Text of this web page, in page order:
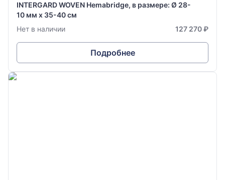
INTERGARD WOVEN Hemabridge, в размере: Ø 28-
10 мм х 35-40 см
Нет в наличии
127 270 ₽
Подробнее